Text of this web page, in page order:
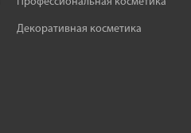
Декоративная косметика